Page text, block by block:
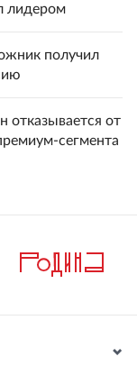
лидером
получил
отказывается от
сегмента